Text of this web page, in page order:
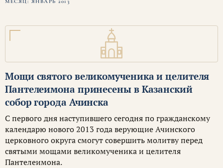
Мощи святого великомученика и целителя
Пантелеимона принесены в Казанский
собор города Ачинска
С первого дня наступившего сегодня по гражданскому
календарю нового 2013 года верующие Ачинского
церковного округа смогут совершить молитву перед
святыми мощами великомученика и целителя
Пантелеимона.